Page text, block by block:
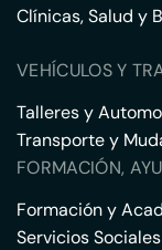
Clínicas, Salud y
VEHÍCULOS Y
Talleres y
Transporte y
FORMACIÓN,
Formación y
Servicios